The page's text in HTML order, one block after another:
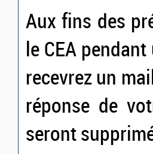
Aux fins des
le CEA
recevrez un
réponse de
seront